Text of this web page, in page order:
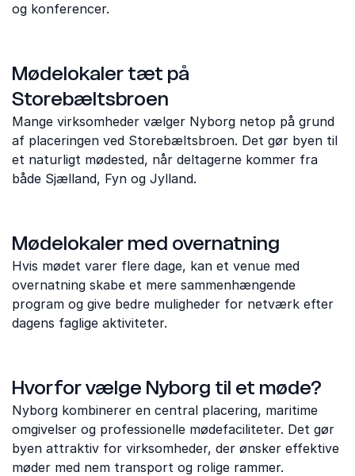
og konferencer.
Mødelokaler tæt på
Storebæltsbroen
Mange virksomheder vælger Nyborg netop på grund
af placeringen ved Storebæltsbroen. Det gør byen til
et naturligt mødested, når deltagerne kommer fra
både Sjælland, Fyn og Jylland.
Mødelokaler med overnatning
Hvis mødet varer flere dage, kan et venue med
overnatning skabe et mere sammenhængende
program og give bedre muligheder for netværk efter
dagens faglige aktiviteter.
Hvorfor vælge Nyborg til et møde?
Nyborg kombinerer en central placering, maritime
omgivelser og professionelle mødefaciliteter. Det gør
byen attraktiv for virksomheder, der ønsker effektive
møder med nem transport og rolige rammer.